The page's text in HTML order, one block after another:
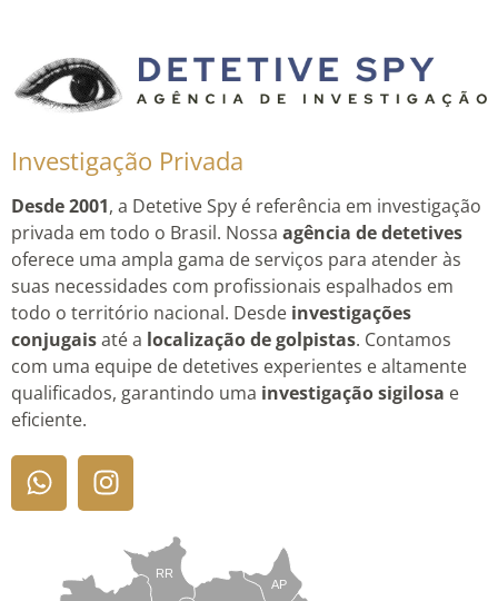
Investigação Privada
Desde 2001, a Detetive Spy é referência em investigação
privada em todo o Brasil. Nossa agência de detetives
oferece uma ampla gama de serviços para atender às
suas necessidades com profissionais espalhados em
todo o território nacional. Desde investigações
conjugaisaté a localização de golpistas. Contamos
com uma equipe de detetives experientes e altamente
qualificados, garantindo uma investigação sigilosa e
eficiente.
AP
RR